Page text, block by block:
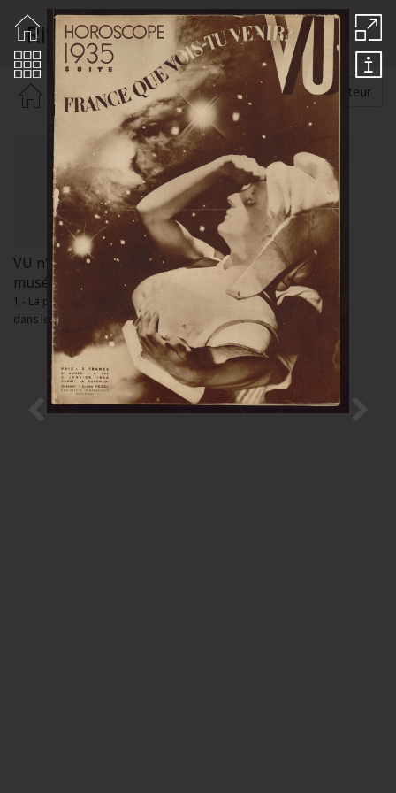
Ritchey
Rechercher par : Auteur
VU n°355 / Collections
musée Nicéphore Niépce
1 - La photographie de presse
dans les années 1930